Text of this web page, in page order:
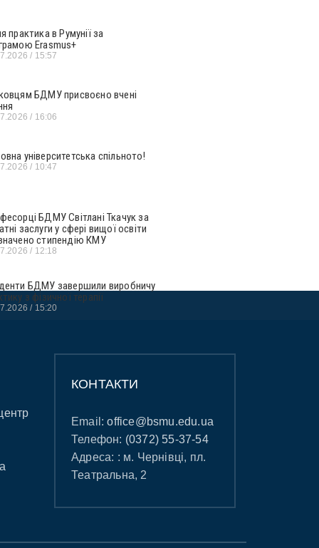
практика в Румунії за
Erasmus+
15:57
БДМУ присвоєно вчені
16:06
університетська спільното!
10:47
БДМУ Світлані Ткачук за
заслуги у сфері вищої освіти
стипендію КМУ
12:18
БДМУ завершили виробничу
з фізичної терапії
15:20
КОНТАКТИ
Email:office@bsmu.edu.ua
Телефон: (0372) 55-37-54
Адреса: : м. Чернівці, пл.
Театральна, 2